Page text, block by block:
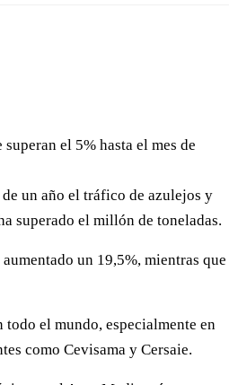
el 5% hasta el mes de
un año el tráfico de azulejos y
superado el millón de toneladas.
un 19,5%, mientras que
todo el mundo, especialmente en
como Cevisama y Cersaie.